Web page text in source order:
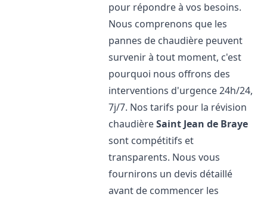
pour répondre à vos besoins.
Nous comprenons que les
pannes de chaudière peuvent
survenir à tout moment, c'est
pourquoi nous offrons des
interventions d'urgence 24h/24,
7j/7. Nos tarifs pour la révision
chaudièreSaint Jean de Braye
sont compétitifs et
transparents. Nous vous
fournirons un devis détaillé
avant de commencer les